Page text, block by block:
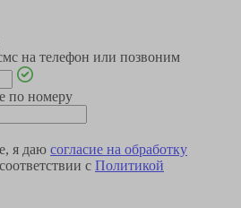
на телефон или позвоним
по номеру
я даю согласие на обработку
с Политикой